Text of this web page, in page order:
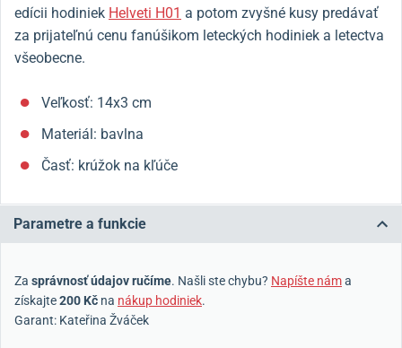
edícii hodiniek Helveti H01 a potom zvyšné kusy predávať
za prijateľnú cenu fanúšikom leteckých hodiniek a letectva
všeobecne.
Veľkosť: 14x3 cm
Materiál: bavlna
Časť: krúžok na kľúče
Parametre a funkcie
Za správnosť údajov ručíme. Našli ste chybu? Napíšte náma
získajte200 Kč na nákup hodiniek.
Garant: Kateřina Žváček